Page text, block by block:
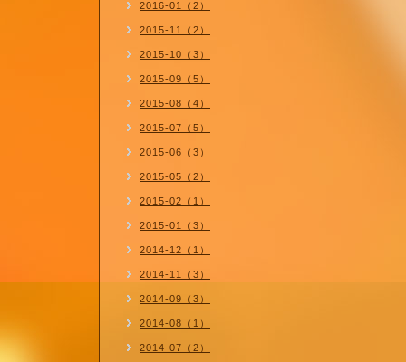
2016-01（2）
2015-11（2）
2015-10（3）
2015-09（5）
2015-08（4）
2015-07（5）
2015-06（3）
2015-05（2）
2015-02（1）
2015-01（3）
2014-12（1）
2014-11（3）
2014-09（3）
2014-08（1）
2014-07（2）